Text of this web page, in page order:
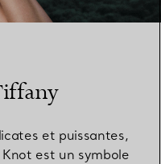
et puissantes,
est un symbole